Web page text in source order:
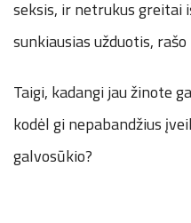
seksis, ir netrukus greitai
sunkiausias užduotis,
Taigi, kadangi jau žinote
kodėl gi nepabandžius
galvosūkio?